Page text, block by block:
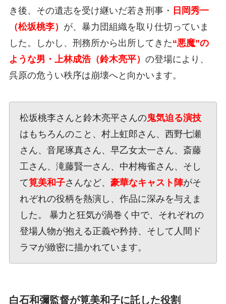
き後、その遺志を受け継いだ若き刑事・ 日岡秀一
（松坂桃李） が、暴力団組織を取り仕切っていま
した。しかし、刑務所から出所してきた“悪魔”の
ような男・上林成浩（鈴木亮平） の登場により、
呉原の危うい秩序は崩壊へと向かいます。
松坂桃李さんと鈴木亮平さんの鬼気迫る演技
はもちろんのこと、村上虹郎さん、西野七瀬
さん、音尾琢真さん、早乙女太一さん、斎藤
工さん、滝藤賢一さん、中村梅雀さん、そし
て筧美和子さんなど、 豪華なキャスト陣がそ
れぞれの役柄を熱演し、作品に深みを与えま
した。 暴力と狂気が渦巻く中で、それぞれの
登場人物が抱える正義や矜持、そして人間ド
ラマが緻密に描かれています。
白石和彌監督が筧美和子に託した役割